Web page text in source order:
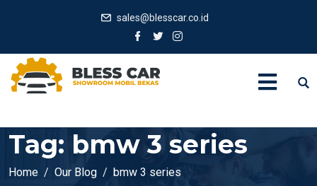
sales@blesscar.co.id
Tag: bmw 3 series
Home Our Blog bmw 3 series